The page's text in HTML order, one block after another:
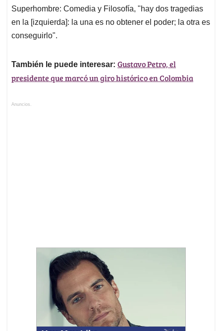
Superhombre: Comedia y Filosofía, "hay dos tragedias
en la [izquierda]: la una es no obtener el poder; la otra es
conseguirlo".
También le puede interesar: Gustavo Petro, el
presidente que marcó un giro histórico en Colombia
Anuncios.